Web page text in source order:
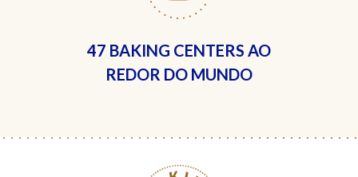
47 BAKING CENTERS AO
REDOR DO MUNDO